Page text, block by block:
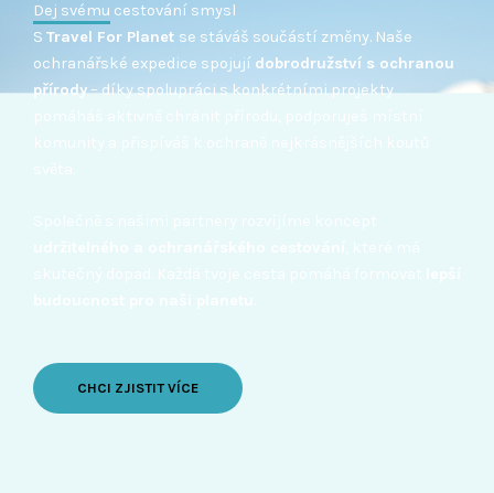
Dej svému cestování smysl
S Travel For Planet se stáváš součástí změny. Naše
ochranářské expedice spojují dobrodružství s ochranou
přírody– díky spolupráci s konkrétními projekty
CHCI ZJISTIT VÍCE